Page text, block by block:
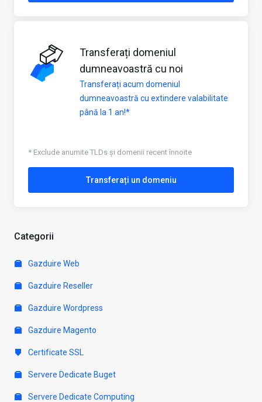
Categorii
Gazduire Web
Gazduire Reseller
Gazduire Wordpress
Gazduire Magento
Certificate SSL
Servere Dedicate Buget
Servere Dedicate Computing
Transferați domeniul
dumneavoastră cu noi
Transferați acum domeniul
dumneavoastră cu extindere valabilitate
până la 1 an!*
* Exclude anumite TLDs și domenii recent înnoite
Transferați un domeniu